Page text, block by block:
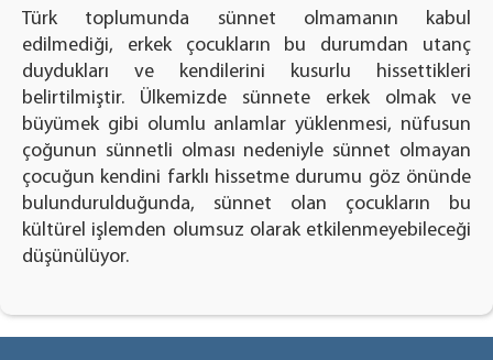
Türk toplumunda sünnet olmamanın kabul
edilmediği, erkek çocukların bu durumdan utanç
duydukları ve kendilerini kusurlu hissettikleri
belirtilmiştir. Ülkemizde sünnete erkek olmak ve
büyümek gibi olumlu anlamlar yüklenmesi, nüfusun
çoğunun sünnetli olması nedeniyle sünnet olmayan
çocuğun kendini farklı hissetme durumu göz önünde
bulundurulduğunda, sünnet olan çocukların bu
kültürel işlemden olumsuz olarak etkilenmeyebileceği
düşünülüyor.